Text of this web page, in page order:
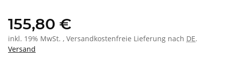
155,80 €
inkl. 19% MwSt. , Versandkostenfreie Lieferung nach DE.
Versand